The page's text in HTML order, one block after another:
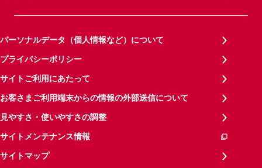
パーソナルデータ（個人情報など）について
プライバシーポリシー
サイトご利用にあたって
お客さまご利用端末からの情報の外部送信について
見やすさ・使いやすさの調整
サイトメンテナンス情報
サイトマップ